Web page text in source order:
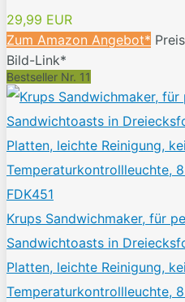
29,99 EUR
Zum Amazon Angebot*
Bild-Link*
Bestseller Nr. 11
Krups Sandwichmaker, für
Sandwichtoasts in
Platten, leichte Reinigung,
Temperaturkontrollleuchte,